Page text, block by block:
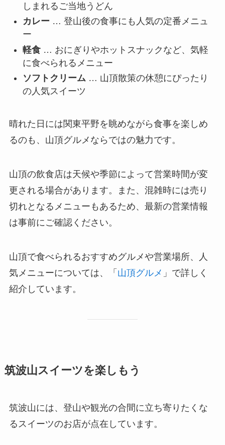
しまれるご当地うどん
カレー … 登山後の食事にも人気の定番メニュ
ー
軽食… おにぎりやホットスナックなど、気軽
に食べられるメニュー
ソフトクリーム… 山頂散策の休憩にぴったり
の人気スイーツ
晴れた日には関東平野を眺めながら食事を楽しめ
るのも、山頂グルメならではの魅力です。
山頂の飲食店は天候や季節によって営業時間が変
更される場合があります。また、混雑時には売り
切れとなるメニューもあるため、最新の営業情報
は事前にご確認ください。
山頂で食べられるおすすめグルメや営業場所、人
気メニューについては、「 山頂グルメ 」で詳しく
紹介しています。
筑波山スイーツを楽しもう
筑波山には、登山や観光の合間に立ち寄りたくな
るスイーツのお店が点在しています。